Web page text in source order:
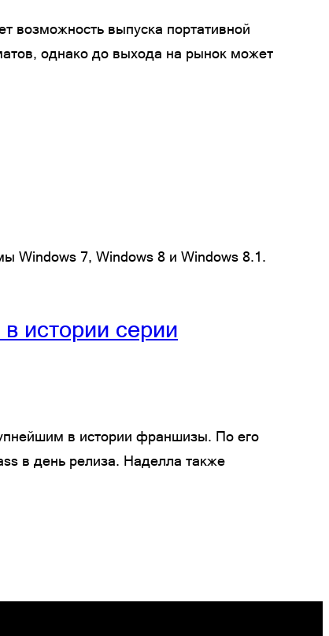
возможность выпуска портативной
однако до выхода на рынок может
Windows 7, Windows 8 и Windows 8.1.
истории серии
в истории франшизы. По его
в день релиза. Наделла также